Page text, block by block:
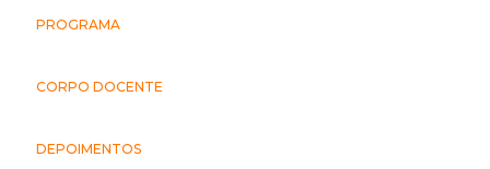
PROGRAMA
CORPO DOCENTE
DEPOIMENTOS